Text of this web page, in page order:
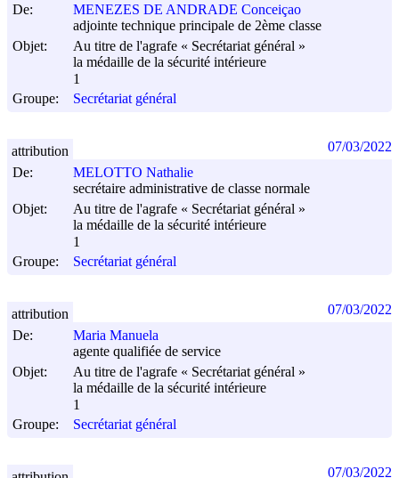
De:
MENEZES DE ANDRADE Conceiçao
adjointe technique principale de 2ème classe
Objet:
Au titre de l'agrafe « Secrétariat général »
la médaille de la sécurité intérieure
1
Groupe:
Secrétariat général
De:
MELOTTO Nathalie
secrétaire administrative de classe normale
Objet:
Au titre de l'agrafe « Secrétariat général »
la médaille de la sécurité intérieure
1
Groupe:
Secrétariat général
attribution 07/03/2022
De:
Maria Manuela
agente qualifiée de service
Objet:
Au titre de l'agrafe « Secrétariat général »
la médaille de la sécurité intérieure
1
Groupe:
Secrétariat général
attribution 07/03/2022
07/03/2022